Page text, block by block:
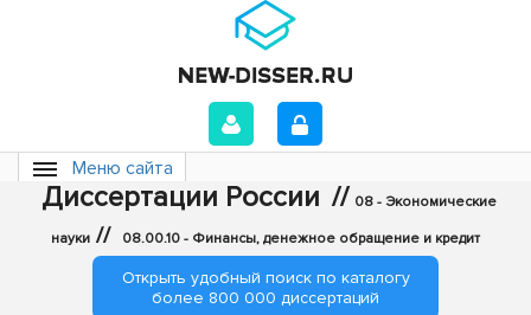
Меню сайта
Диссертации России // 08 - Экономические
науки // 08.00.10 - Финансы, денежное обращение и кредит
Открыть удобный поиск по каталогу
более 800 000 диссертаций